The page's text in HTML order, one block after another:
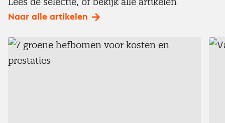
Naar alle artikelen